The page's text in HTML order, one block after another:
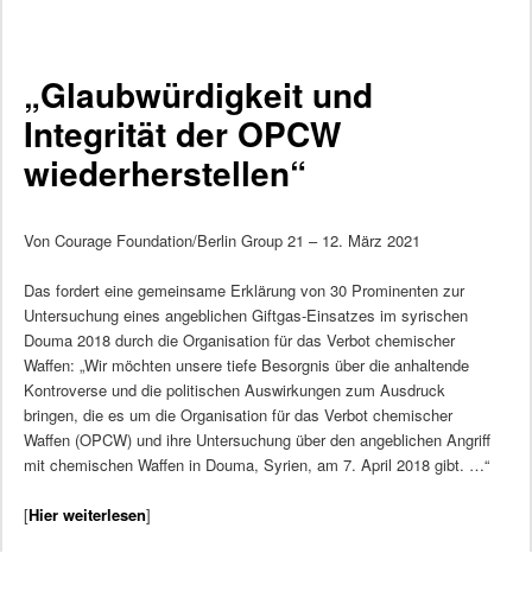
„Glaubwürdigkeit und
Integrität der OPCW
wiederherstellen“
Von Courage Foundation/Berlin Group 21 – 12. März 2021
Das fordert eine gemeinsame Erklärung von 30 Prominenten zur
Untersuchung eines angeblichen Giftgas-Einsatzes im syrischen
Douma 2018 durch die Organisation für das Verbot chemischer
Waffen: „Wir möchten unsere tiefe Besorgnis über die anhaltende
Kontroverse und die politischen Auswirkungen zum Ausdruck
bringen, die es um die Organisation für das Verbot chemischer
Waffen (OPCW) und ihre Untersuchung über den angeblichen Angriff
mit chemischen Waffen in Douma, Syrien, am 7. April 2018 gibt. …“
[Hier weiterlesen]